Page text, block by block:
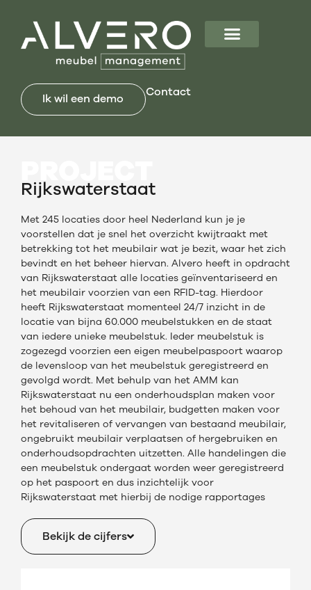
Ik wil een demo Contact
Rijkswaterstaat
Met 245 locaties door heel Nederland kun je je
voorstellen dat je snel het overzicht kwijtraakt met
betrekking tot het meubilair wat je bezit, waar het zich
bevindt en het beheer hiervan. Alvero heeft in opdracht
van Rijkswaterstaat alle locaties geïnventariseerd en
het meubilair voorzien van een RFID-tag. Hierdoor
heeft Rijkswaterstaat momenteel 24/7 inzicht in de
locatie van bijna 60.000 meubelstukken en de staat
van iedere unieke meubelstuk. Ieder meubelstuk is
zogezegd voorzien een eigen meubelpaspoort waarop
de levensloop van het meubelstuk geregistreerd en
gevolgd wordt. Met behulp van het AMM kan
Rijkswaterstaat nu een onderhoudsplan maken voor
het behoud van het meubilair, budgetten maken voor
het revitaliseren of vervangen van bestaand meubilair,
ongebruikt meubilair verplaatsen of hergebruiken en
onderhoudsopdrachten uitzetten. Alle handelingen die
een meubelstuk ondergaat worden weer geregistreerd
op het paspoort en dus inzichtelijk voor
Rijkswaterstaat met hierbij de nodige rapportages
Bekijk de cijfers